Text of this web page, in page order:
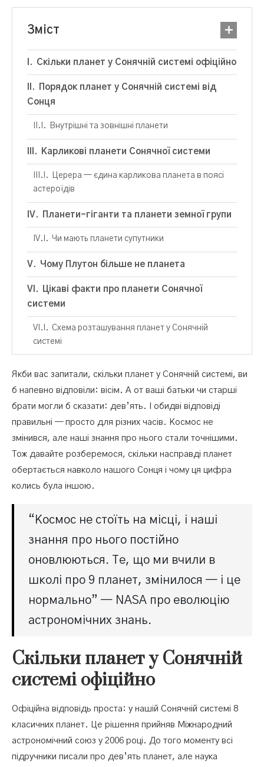
Зміст
Скільки планет у Сонячній системі офіційно
Порядок планет у Сонячній системі від
Сонця
Внутрішні та зовнішні планети
Карликові планети Сонячної системи
Церера — єдина карликова планета в поясі
астероїдів
Планети-гіганти та планети земної групи
Чи мають планети супутники
Чому Плутон більше не планета
Цікаві факти про планети Сонячної
системи
Схема розташування планет у Сонячній
системі
Якби вас запитали, скільки планет у Сонячній системі, ви
б напевно відповіли: вісім. А от ваші батьки чи старші
брати могли б сказати: дев’ять. І обидві відповіді
правильні — просто для різних часів. Космос не
змінився, але наші знання про нього стали точнішими.
Тож давайте розберемося, скільки насправді планет
обертається навколо нашого Сонця і чому ця цифра
колись була іншою.
“Космос не стоїть на місці, і наші
знання про нього постійно
оновлюються. Те, що ми вчили в
школі про 9 планет, змінилося — і це
нормально” — NASA про еволюцію
астрономічних знань.
Скільки планет у Сонячній
системі офіційно
Офіційна відповідь проста: у нашій Сонячній системі 8
класичних планет. Це рішення прийняв Міжнародний
астрономічний союз у 2006 році. До того моменту всі
підручники писали про дев’ять планет, але наука